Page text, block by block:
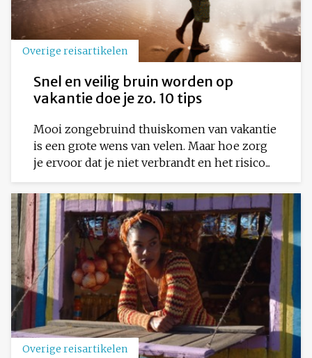
Overige reisartikelen
Snel en veilig bruin worden op
vakantie doe je zo. 10 tips
Mooi zongebruind thuiskomen van vakantie
is een grote wens van velen. Maar hoe zorg
je ervoor dat je niet verbrandt en het risico...
Overige reisartikelen